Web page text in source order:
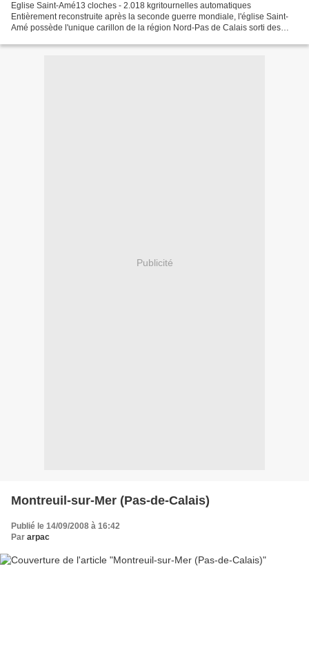
Eglise Saint-Amé13 cloches - 2.018 kgritournelles automatiques
Entièrement reconstruite après la seconde guerre mondiale, l'église Saint-
Amé possède l'unique carillon de la région Nord-Pas de Calais sorti des
Publicité
Montreuil-sur-Mer (Pas-de-Calais)
Publié le 14/09/2008 à 16:42
Par arpac